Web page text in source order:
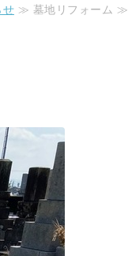
せ ≫ 墓地リフォーム ≫